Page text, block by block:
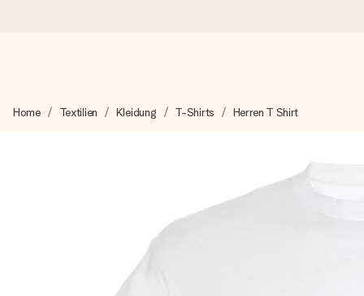
Wir bereiten dein Geschenk sorgfältig vor und schicken es
4,8 (basierend auf +15.000 Bewertungen)
Unsere Geschenke begeistern. Kunden bewerten uns mit
Home Textilien Kleidung T-Shirts Herren T Shirt